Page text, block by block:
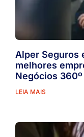
Alper Seguros
melhores
Negócios
LEIA MAIS